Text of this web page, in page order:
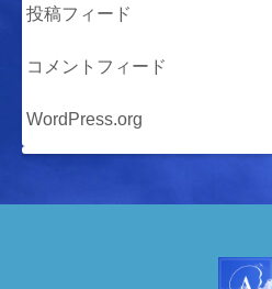
投稿フィード
コメントフィード
WordPress.org